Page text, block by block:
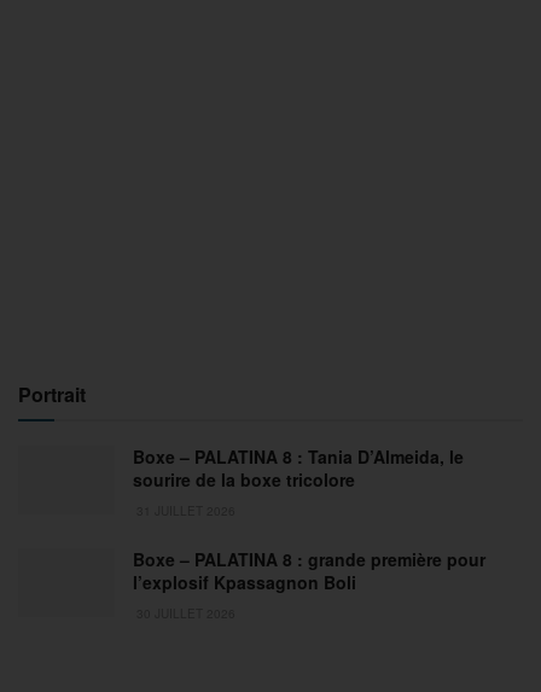
Portrait
Boxe – PALATINA 8 : Tania D’Almeida, le
sourire de la boxe tricolore
Boxe – PALATINA 8 : grande première pour
l’explosif Kpassagnon Boli